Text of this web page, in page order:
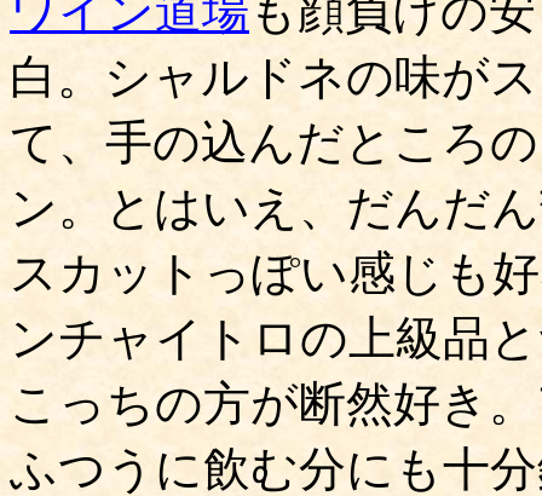
ワイン道場も顔負けの
白。シャルドネの味が
て、手の込んだところ
ン。とはいえ、だんだ
スカットっぽい感じも
ンチャイトロの上級品
こっちの方が断然好き
ふつうに飲む分にも十